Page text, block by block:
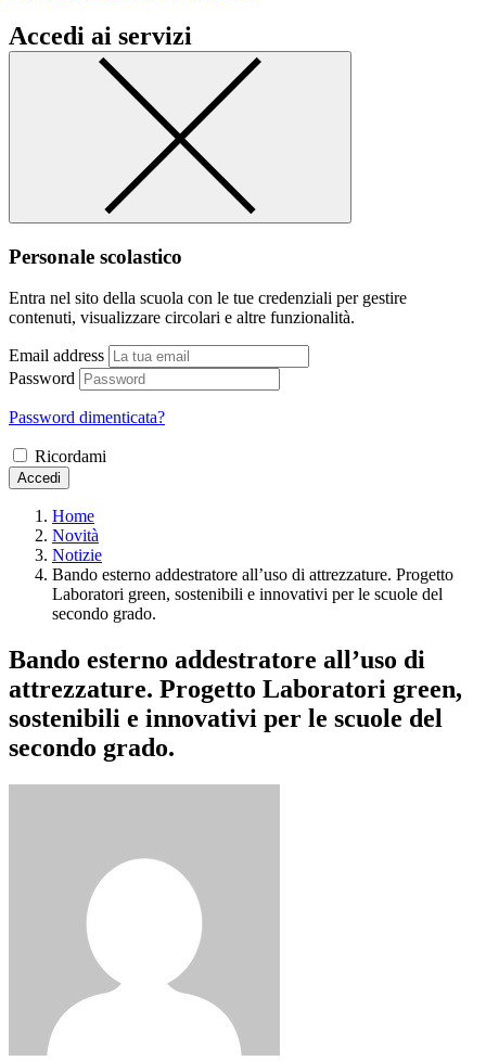
Accedi ai servizi
Personale scolastico
Entra nel sito della scuola con le tue credenziali per gestire
contenuti, visualizzare circolari e altre funzionalità.
Email address
Password
Password dimenticata?
Ricordami
Accedi
Home
Novità
Notizie
Bando esterno addestratore all’uso di attrezzature. Progetto
Laboratori green, sostenibili e innovativi per le scuole del
secondo grado.
Bando esterno addestratore all’uso di
attrezzature. Progetto Laboratori green,
sostenibili e innovativi per le scuole del
secondo grado.